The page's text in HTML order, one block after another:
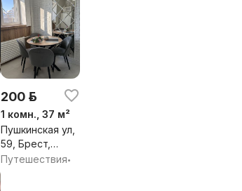
200 р.
1 комн., 37 м²
Пушкинская ул,
59, Брест,
Брестская обл.
Путешествия•